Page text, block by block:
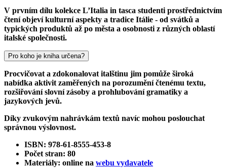
V prvním dílu kolekce L’Italia in tasca studenti prostřednictvím
čtení objeví kulturní aspekty a tradice Itálie - od svátků a
typických produktů až po města a osobnosti z různých oblastí
italské společnosti.
Pro koho je kniha určena?
Procvičovat a zdokonalovat italštinu jim pomůže široká
nabídka aktivit zaměřených na porozumění čtenému textu,
rozšiřování slovní zásoby a prohlubování gramatiky a
jazykových jevů.
Díky zvukovým nahrávkám textů navíc mohou poslouchat
správnou výslovnost.
ISBN: 978-61-8555-453-8
Počet stran: 80
Materiály: online na webu vydavatele